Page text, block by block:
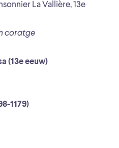
La Vallière, 13e
coratge
(13e eeuw)
1179)